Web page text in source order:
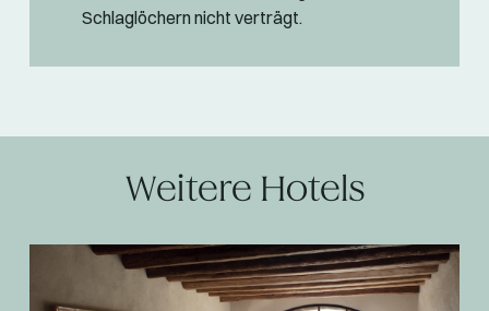
Schlaglöchern nicht verträgt.
Weitere Hotels